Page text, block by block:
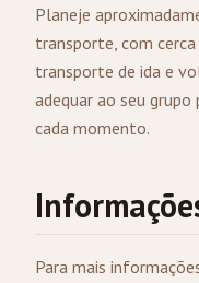
Planeje
transporte, com
transporte de ida e
adequar ao seu
cada momento.
Para mais